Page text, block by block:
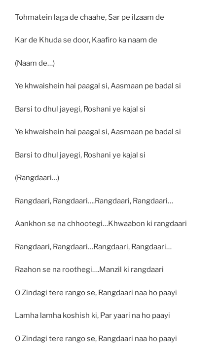
Tohmatein laga de chaahe, Sar pe ilzaam de
Kar de Khuda se door, Kaafiro ka naam de
(Naam de…)
Ye khwaishein hai paagal si, Aasmaan pe badal si
Barsi to dhul jayegi, Roshani ye kajal si
Ye khwaishein hai paagal si, Aasmaan pe badal si
Barsi to dhul jayegi, Roshani ye kajal si
(Rangdaari…)
Rangdaari, Rangdaari….Rangdaari, Rangdaari…
Aankhon se na chhootegi…Khwaabon ki rangdaari
Rangdaari, Rangdaari…Rangdaari, Rangdaari…
Raahon se na roothegi….Manzil ki rangdaari
O Zindagi tere rango se, Rangdaari naa ho paayi
Lamha lamha koshish ki, Par yaari na ho paayi
O Zindagi tere rango se, Rangdaari naa ho paayi